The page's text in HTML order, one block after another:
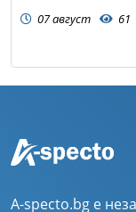
07 август 61
A-specto.bg е